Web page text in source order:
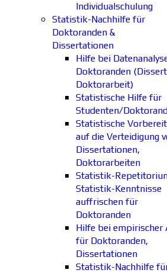
Individualschulung
Statistik-Nachhilfe für
Doktoranden &
Dissertationen
Hilfe bei
Doktoranden
Doktorarbeit)
Statistische Hilfe für
Studenten/
Statistische
auf die Verteidigung
Dissertationen,
Doktorarbeiten
Statistik-
Statistik-Kenntnisse
auffrischen für
Doktoranden
Hilfe bei empirischer
für Doktoranden,
Dissertationen
Statistik-Nachhilfe